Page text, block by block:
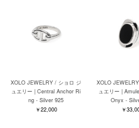
XOLO JEWELRY / ショロ ジ
ュエリー | Central Anchor Ri
ng - Silver 925
￥22,000
XOLO
ュエリー |
Onyx -
￥